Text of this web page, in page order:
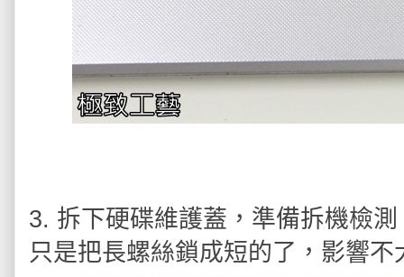
3. 拆下硬碟維護蓋，準備拆機檢
只是把長螺絲鎖成短的了，影響不